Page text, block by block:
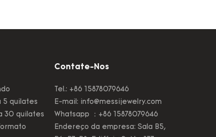
acordo com seu orçamento.
Fazemos maneiras fáceis e melhores
5 quilates
30 quilates
Contate-Nos
Tel.: +86 15878079646
E-mail: info@messijewelry.com
Whatsapp ：+86 15878079646
Endereço da empresa: Sala B5,